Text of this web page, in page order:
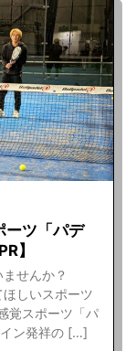
ーツ「パデ
】
せんか？
しいスポーツ
覚スポーツ「パ
ン発祥の […]